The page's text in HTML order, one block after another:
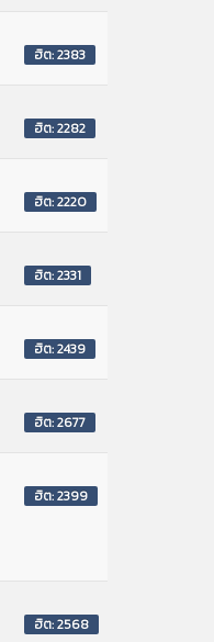
ฮิต: 2383
ฮิต: 2282
ฮิต: 2220
ฮิต: 2331
ฮิต: 2439
ฮิต: 2677
ฮิต: 2399
ฮิต: 2568